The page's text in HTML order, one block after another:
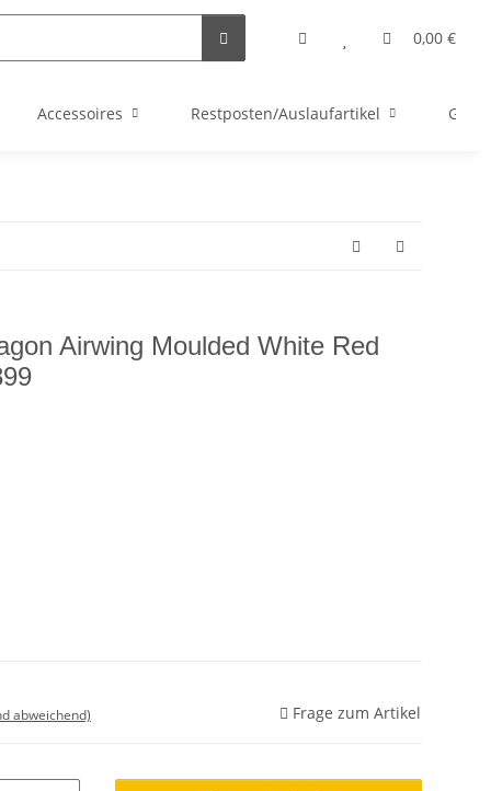
0,00 €
Accessoires Restposten/Auslaufartikel
Airwing Moulded White Red
abweichend) Frage zum Artikel